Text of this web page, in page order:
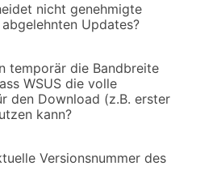
nicht genehmigte
Updates?
temporär die Bandbreite
WSUS die volle
den Download (z.B. erster
kann?
Versionsnummer des